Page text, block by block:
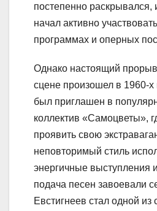
постепенно раскрывался,
начал активно
программах и оперных
Однако настоящий
сцене произошел в 1960-х
был приглашен в
коллектив «Самоцветы»,
проявить свою
неповторимый стиль
энергичные выступления
подача песен завоевали
Евстигнеев стал одной из